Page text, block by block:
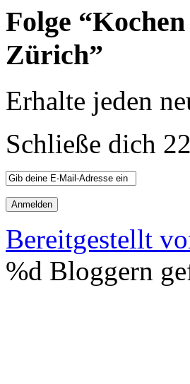
Folge
Zürich”
Erhalte jeden
Schließe dich
Bereitgestellt
%d Bloggern